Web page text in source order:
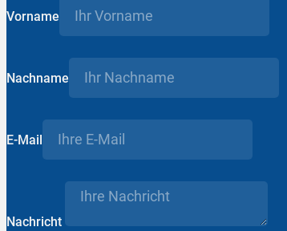
Vorname
Nachname
E-Mail
Nachricht